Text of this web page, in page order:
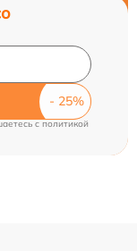
c политикой